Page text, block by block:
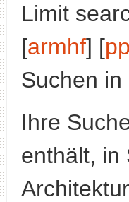
Limit
[armhf] [
Suchen in
Ihre
enthält, in